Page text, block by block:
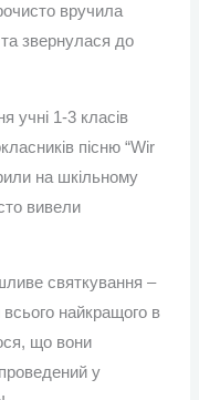
вручила
звернулася до
учні 1-3 класів
пісню “Wir
на шкільному
вивели
святкування –
найкращого в
що вони
у